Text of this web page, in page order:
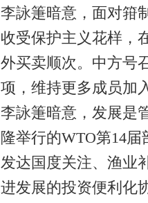
李詠箑暗意，面对箝
收受保护主义花样，
外买卖顺次。中方号
项，维持更多成员加
李詠箑暗意，发展是
隆举行的WTO第14
发达国度关注、渔业
进发展的投资便利化